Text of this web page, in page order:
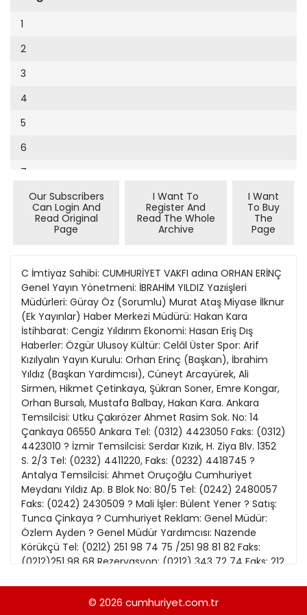
Cumhuriyet Sağlıklı Beslenme
Cumhuriyet Sokak
Cumhuriyet Spor
Cumhuriyet Strateji
Cumhuriyet Tarım
Cumhuriyet Yılbaşı
Çerçeve Eki
Dergi Eki
Ekonomi Eki
Evleniyoruz
Güney Dogu
Kitap Eki
Özel Ekler
Özel Okullar
Sevgililer Günü
Siyaset Eki
Sürdürülebilir yaşam
Turizm Eki
Yerel Yönetimler
1994
1991
1990
1989
1988
1987
1986
1985
1984
1983
1982
1981
1980
9
10
11
12
13
14
15
16
19
20
21
22
23
24
25
26
27
28
29
30
31
1
2
3
4
5
6
7
11
12
13
14
15
16
17
18
Our Subscribers
Can Login And
Read Original
Page
I Want To
Register And
Read The Whole
Archive
I Want
To Buy
The
Page
C İmtiyaz Sahibi: CUMHURİYET VAKFI adına ORHAN ERİNÇ
Genel Yayın Yönetmeni: İBRAHİM YILDIZ Yazıişleri
Müdürleri: Güray Öz (Sorumlu) Murat Ataş Miyase İlknur
(Ek Yayınlar) Haber Merkezi Müdürü: Hakan Kara
İstihbarat: Cengiz Yıldırım Ekonomi: Hasan Eriş Dış
Haberler: Özgür Ulusoy Kültür: Celâl Üster Spor: Arif
Kızılyalın Yayın Kurulu: Orhan Erinç (Başkan), İbrahim
Yıldız (Başkan Yardımcısı), Cüneyt Arcayürek, Ali
Sirmen, Hikmet Çetinkaya, Şükran Soner, Emre Kongar,
Orhan Bursalı, Mustafa Balbay, Hakan Kara. Ankara
Temsilcisi: Utku Çakırözer Ahmet Rasim Sok. No: 14
Çankaya 06550 Ankara Tel: (0312) 4423050 Faks: (0312)
4423010 ? İzmir Temsilcisi: Serdar Kızık, H. Ziya Blv. 1352
S. 2/3 Tel: (0232) 4411220, Faks: (0232) 4418745 ?
Antalya Temsilcisi: Ahmet Oruçoğlu Cumhuriyet
Meydanı Yıldız Ap. B Blok No: 80/5 Tel: (0242) 2480057
Faks: (0242) 2430509 ? Mali İşler: Bülent Yener ? Satış:
Tunca Çinkaya ? Cumhuriyet Reklam: Genel Müdür:
Özlem Ayden ? Genel Müdür Yardımcısı: Nazende
Körükçü Tel: (0212) 251 98 74 75 /251 98 81 82 Faks:
(0212)251 98 68 Rezervasyon: (0212) 343 72 74 Faks: 212
Akşam: 20.20 Yatsı: 21.53 Yayımlayan ve Yönetim Yeri:
Yeni Gün Haber Ajansı Basın ve Yayıncılık A.Ş, Prof.
© 2026 cumhuriyet.com.tr